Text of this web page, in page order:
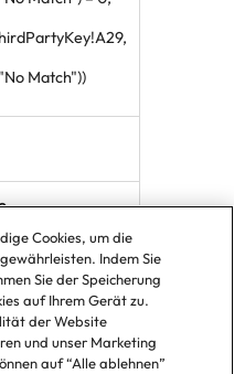
Match"))
Drittanbieter
Cookies, um die
Indem Sie
Sie der Speicherung
auf Ihrem Gerät zu.
der Website
und unser Marketing
auf “Alle ablehnen”